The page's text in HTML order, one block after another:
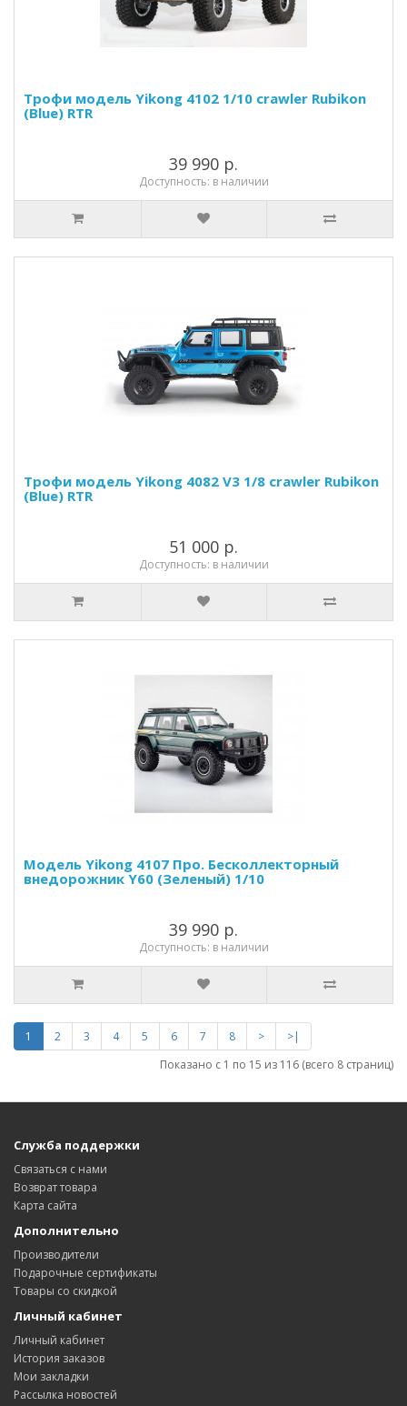
Трофи модель Yikong 4102 1/10 crawler Rubikon
(Blue) RTR
39 990 р.
Доступность: в наличии
Трофи модель Yikong 4082 V3 1/8 crawler Rubikon
(Blue) RTR
51 000 р.
Доступность: в наличии
Модель Yikong 4107 Про. Бесколлекторный
внедорожник Y60 (Зеленый) 1/10
39 990 р.
Доступность: в наличии
1 2 3 4 5 6 7 8 >
>|
Показано с 1 по 15 из 116 (всего 8 страниц)
Служба поддержки
Связаться с нами
Возврат товара
Карта сайта
Дополнительно
Производители
Подарочные сертификаты
Товары со скидкой
Личный кабинет
Личный кабинет
История заказов
Мои закладки
Рассылка новостей